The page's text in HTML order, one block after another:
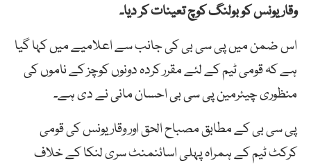
وقار یونس کو بولنگ کوچ تعینات کر دیا۔
اس ضمن میں پی سی بی کی جانب سے اعلامیے میں کہا گیا
ہے کہ قومی ٹیم کے لئے مقرر کردہ دونوں کوچز کے ناموں کی
منظوری چیئرمین پی سی بی احسان مانی نے دی ہے۔
پی سی بی کے مطابق مصباح الحق اور وقار یونس کی قومی
کرکٹ ٹیم کے ہمراہ پہلی اسائنمنٹ سری لنکا کے خلاف